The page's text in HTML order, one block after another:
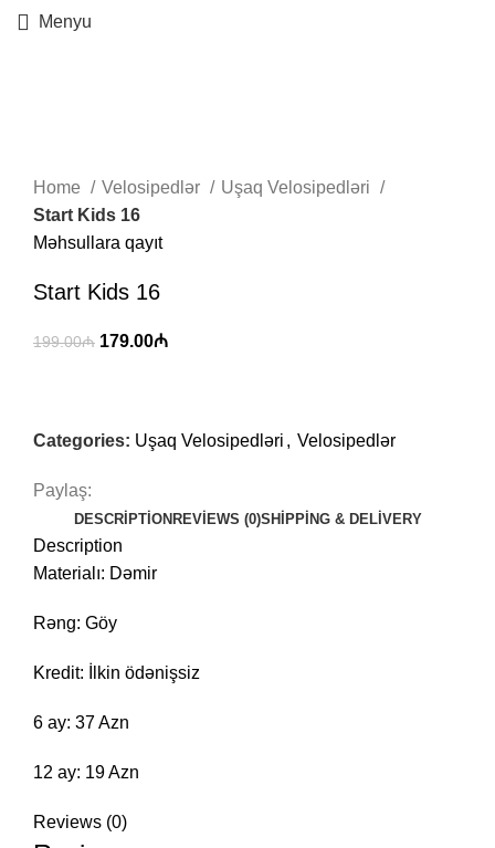
Menyu
Home
Velosipedlər
Uşaq Velosipedləri
Start Kids 16
Məhsullara qayıt
Start Kids 16
199.00₼ 179.00₼
Categories: Uşaq Velosipedləri , Velosipedlər
Paylaş:
DESCRIPTION REVIEWS (0)SHIPPING & DELIVERY
Description
Materialı: Dəmir
Rəng: Göy
Kredit: İlkin ödənişsiz
6 ay: 37 Azn
12 ay: 19 Azn
Reviews (0)